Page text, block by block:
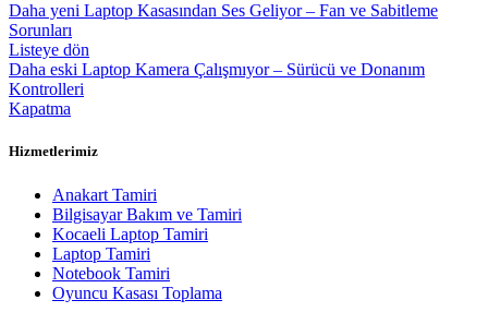
Daha yeni Laptop Kasasından Ses Geliyor – Fan ve Sabitleme
Sorunları
Listeye dön
Daha eski Laptop Kamera Çalışmıyor – Sürücü ve Donanım
Kontrolleri
Kapatma
Hizmetlerimiz
Anakart Tamiri
Bilgisayar Bakım ve Tamiri
Kocaeli Laptop Tamiri
Laptop Tamiri
Notebook Tamiri
Oyuncu Kasası Toplama